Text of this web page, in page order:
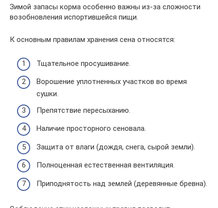
Зимой запасы корма особенно важны из-за сложности
возобновления испортившейся пищи.
К основным правилам хранения сена относятся:
Тщательное просушивание.
Ворошение уплотненных участков во время
сушки.
Препятствие пересыханию.
Наличие просторного сеновала.
Защита от влаги (дождя, снега, сырой земли).
Полноценная естественная вентиляция.
Приподнятость над землей (деревянные бревна).